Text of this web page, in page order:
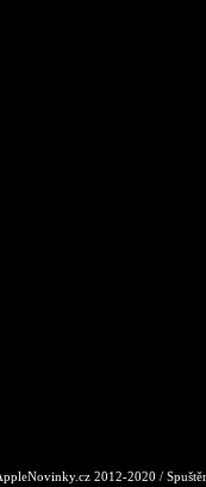
2012-2020 /